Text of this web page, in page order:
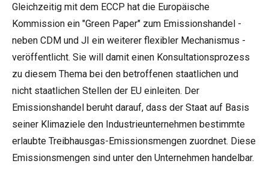
Gleichzeitig mit dem ECCP hat die Europäische
Kommission ein "Green Paper" zum Emissionshandel -
neben CDM und JI ein weiterer flexibler Mechanismus -
veröffentlicht. Sie will damit einen Konsultationsprozess
zu diesem Thema bei den betroffenen staatlichen und
nicht staatlichen Stellen der EU einleiten. Der
Emissionshandel beruht darauf, dass der Staat auf Basis
seiner Klimaziele den Industrieunternehmen bestimmte
erlaubte Treibhausgas-Emissionsmengen zuordnet. Diese
Emissionsmengen sind unter den Unternehmen handelbar.